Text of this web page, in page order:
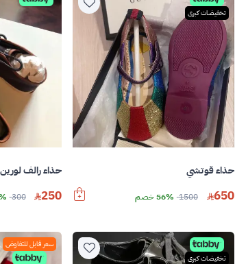
تخفيضات كبرى
حذاء قوتشي
650
1500 56% خصم
حذاء رالف لورين
250
300
تخفيضات كبرى
سعر قابل للتفاوض